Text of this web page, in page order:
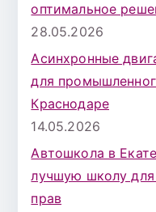
оптимальное
28.05.2026
Асинхронные
для
Краснодаре
14.05.2026
Автошкола в
лучшую школу для
прав